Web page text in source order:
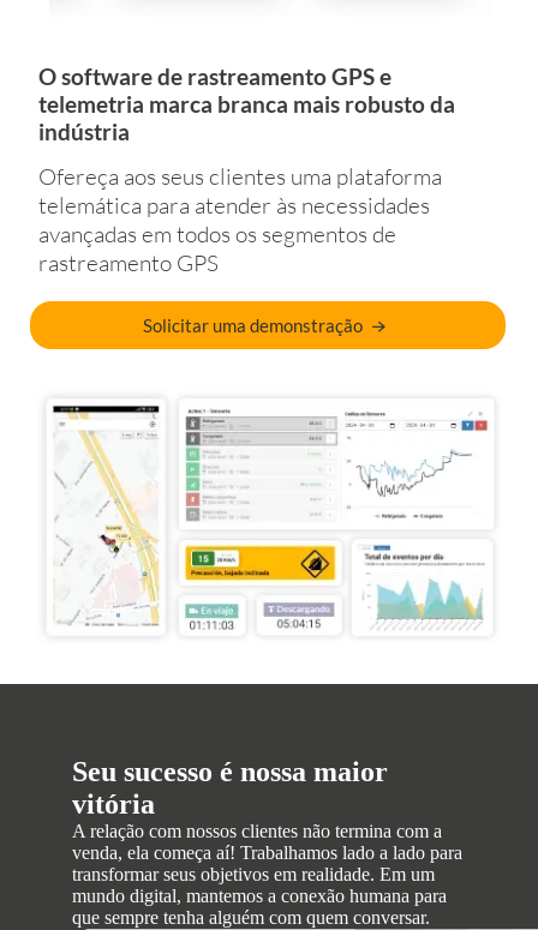
O software de rastreamento GPS e
telemetria marca branca mais robusto da
indústria
Ofereça aos seus clientes uma plataforma
telemática para atender às necessidades
avançadas em todos os segmentos de
rastreamento GPS
Solicitar uma demonstração
Seu sucesso é nossa maior
vitória
A relação com nossos clientes não termina com a
venda, ela começa aí! Trabalhamos lado a lado para
transformar seus objetivos em realidade. Em um
mundo digital, mantemos a conexão humana para
que sempre tenha alguém com quem conversar.